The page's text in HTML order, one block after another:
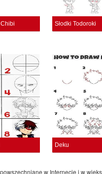
Słodki Todoroki
Deku
w Internecie i w